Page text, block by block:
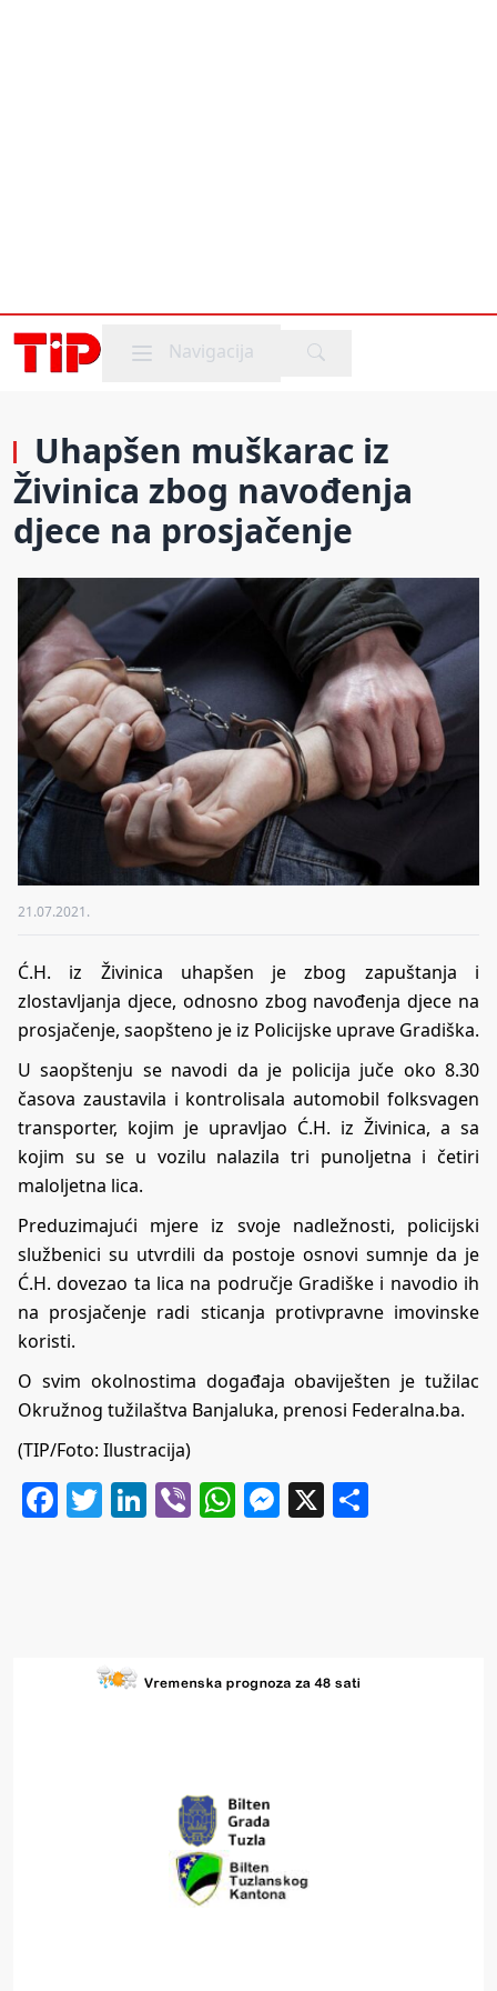
Mobile menu
Navigacija
Uhapšen muškarac iz
Živinica zbog navođenja
djece na prosjačenje
21.07.2021.
Ć.H. iz Živinica uhapšen je zbog zapuštanja i
zlostavljanja djece, odnosno zbog navođenja djece na
prosjačenje, saopšteno je iz Policijske uprave Gradiška.
U saopštenju se navodi da je policija juče oko 8.30
časova zaustavila i kontrolisala automobil folksvagen
transporter, kojim je upravljao Ć.H. iz Živinica, a sa
kojim su se u vozilu nalazila tri punoljetna i četiri
maloljetna lica.
Preduzimajući mjere iz svoje nadležnosti, policijski
službenici su utvrdili da postoje osnovi sumnje da je
Ć.H. dovezao ta lica na područje Gradiške i navodio ih
na prosjačenje radi sticanja protivpravne imovinske
koristi.
O svim okolnostima događaja obaviješten je tužilac
Okružnog tužilaštva Banjaluka, prenosi Federalna.ba.
(TIP/Foto: Ilustracija)
Facebook
Twitter
LinkedIn
ViberWhatsApp
Messenger
X